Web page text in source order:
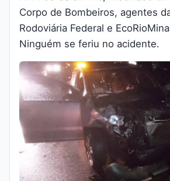
Corpo de Bombeiros, agentes
Rodoviária Federal e
Ninguém se feriu no acidente.